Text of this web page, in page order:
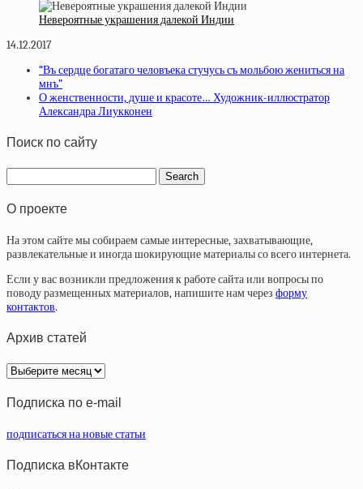
Невероятные украшения далекой Индии
14.12.2017
“Въ сердце богатаго человъека стучусь съ мольбою жениться на
мнъ”
О женственности, душе и красоте… Художник-иллюстратор
Александра Лиукконен
Поиск по сайту
О проекте
На этом сайте мы собираем самые интересные, захватывающие,
развлекательные и иногда шокирующие материалы со всего интернета.
Если у вас возникли предложения к работе сайта или вопросы по
поводу размещенных материалов, напишите нам через форму
контактов.
Архив статей
Архив
статей
Подписка по e-mail
подписаться на новые статьи
Подписка вКонтакте